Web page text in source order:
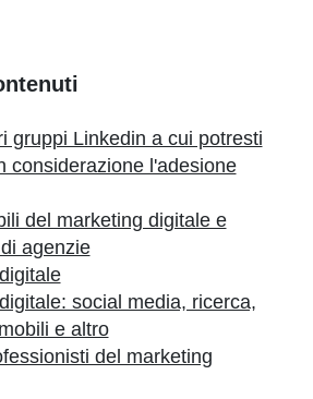
gruppi Linkedin a cui potresti
considerazione l'adesione
del marketing digitale e
agenzie
social media, ricerca,
e altro
del marketing